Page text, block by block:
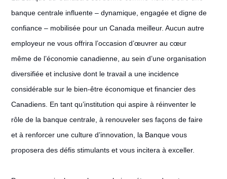
banque centrale influente – dynamique, engagée et digne de
confiance – mobilisée pour un Canada meilleur. Aucun autre
employeur ne vous offrira l’occasion d’œuvrer au cœur
même de l’économie canadienne, au sein d’une organisation
diversifiée et inclusive dont le travail a une incidence
considérable sur le bien-être économique et financier des
Canadiens. En tant qu’institution qui aspire à réinventer le
rôle de la banque centrale, à renouveler ses façons de faire
et à renforcer une culture d’innovation, la Banque vous
proposera des défis stimulants et vous incitera à exceller.